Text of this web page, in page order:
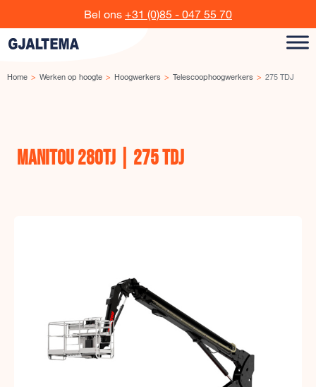
Ga naar de inhoudBel ons +31 (0)85 - 047 55 70
Home Werken op hoogte Hoogwerkers Telescoophoogwerkers 275 TDJ
MANITOU 280TJ | 275 TDJ